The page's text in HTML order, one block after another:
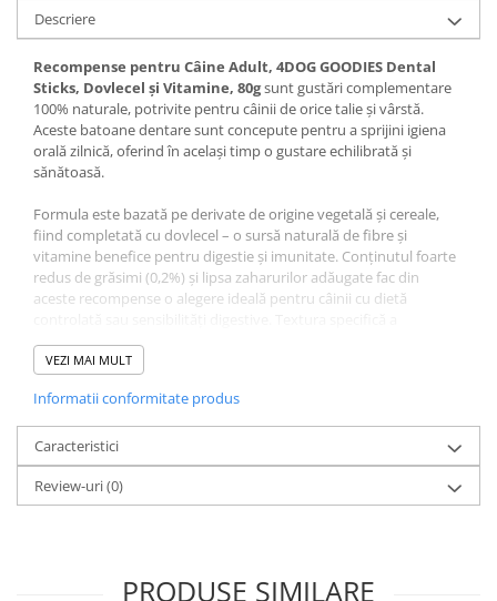
Descriere
Recompense pentru Câine Adult, 4DOG GOODIES Dental
Sticks, Dovlecel și Vitamine, 80gsunt gustări complementare
100% naturale, potrivite pentru câinii de orice talie și vârstă.
Aceste batoane dentare sunt concepute pentru a sprijini igiena
orală zilnică, oferind în același timp o gustare echilibrată și
sănătoasă.
Formula este bazată pe derivate de origine vegetală și cereale,
fiind completată cu dovlecel – o sursă naturală de fibre și
vitamine benefice pentru digestie și imunitate. Conținutul foarte
redus de grăsimi (0,2%) și lipsa zaharurilor adăugate fac din
aceste recompense o alegere ideală pentru câinii cu dietă
batonului ajută la curățarea danturii prin mestecare, contribuind
astfel la igiena orală.
Produsul mai conține sirop de malt, uleiuri, grăsimi, glicerină și
sorbitol, pentru a oferi o textură atrăgătoare și o prospețime de
durată, fără a compromite naturalitatea ingredientelor.
Compoziție Recompense
GOODIES Dental Sticks,
VEZI MAI MULT
Informatii conformitate produs
Caracteristici
Review-uri(0)
PRODUSE SIMILARE